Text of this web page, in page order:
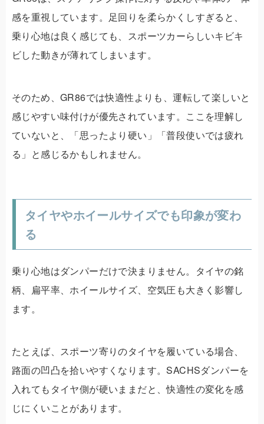
感を重視しています。足回りを柔らかくしすぎると、
乗り心地は良く感じても、スポーツカーらしいキビキ
ビした動きが薄れてしまいます。
そのため、GR86では快適性よりも、運転して楽しいと
感じやすい味付けが優先されています。ここを理解し
ていないと、「思ったより硬い」「普段使いでは疲れ
る」と感じるかもしれません。
タイヤやホイールサイズでも印象が変わ
る
乗り心地はダンパーだけで決まりません。タイヤの銘
柄、扁平率、ホイールサイズ、空気圧も大きく影響し
ます。
たとえば、スポーツ寄りのタイヤを履いている場合、
路面の凹凸を拾いやすくなります。SACHSダンパーを
入れてもタイヤ側が硬いままだと、快適性の変化を感
じにくいことがあります。